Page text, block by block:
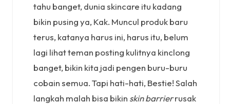
tahu banget, dunia skincare itu kadang
bikin pusing ya, Kak. Muncul produk baru
terus, katanya harus ini, harus itu, belum
lagi lihat teman posting kulitnya kinclong
banget, bikin kita jadi pengen buru-buru
cobain semua. Tapi hati-hati, Bestie! Salah
langkah malah bisa bikin skin barrierrusak